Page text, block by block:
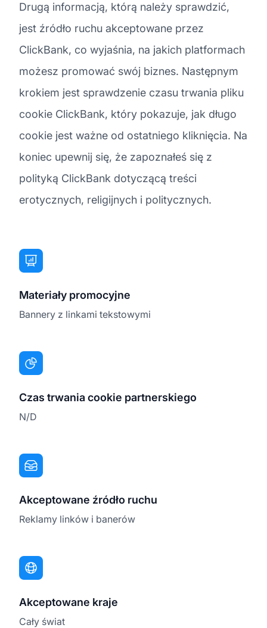
Drugą informacją, którą należy sprawdzić,
jest źródło ruchu akceptowane przez
ClickBank, co wyjaśnia, na jakich platformach
możesz promować swój biznes. Następnym
krokiem jest sprawdzenie czasu trwania pliku
cookie ClickBank, który pokazuje, jak długo
cookie jest ważne od ostatniego kliknięcia. Na
koniec upewnij się, że zapoznałeś się z
polityką ClickBank dotyczącą treści
erotycznych, religijnych i politycznych.
Materiały promocyjne
Bannery z linkami tekstowymi
Czas trwania cookie partnerskiego
N/D
Akceptowane źródło ruchu
Reklamy linków i banerów
Akceptowane kraje
Cały świat